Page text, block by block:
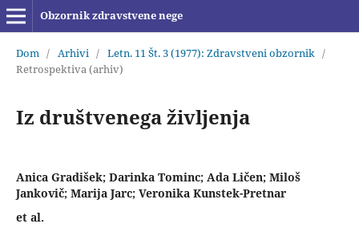
Obzornik zdravstvene nege
Dom / Arhivi / Letn. 11 Št. 3 (1977): Zdravstveni obzornik /
Retrospektiva (arhiv)
Iz društvenega življenja
Anica Gradišek; Darinka Tominc; Ada Ličen; Miloš
Jankovič; Marija Jarc; Veronika Kunstek-Pretnar
et al.